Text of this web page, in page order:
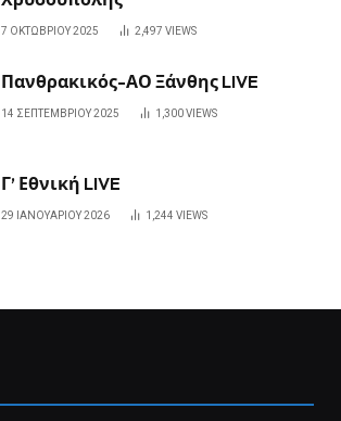
7 ΟΚΤΩΒΡΊΟΥ 2025 2,497 VIEWS
Πανθρακικός-ΑΟ Ξάνθης LIVE
14 ΣΕΠΤΕΜΒΡΊΟΥ 2025 1,300VIEWS
Γ’ Εθνική LIVE
29 ΙΑΝΟΥΑΡΊΟΥ 2026 1,244 VIEWS